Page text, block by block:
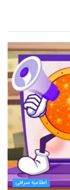
اطلاعیه صرافی